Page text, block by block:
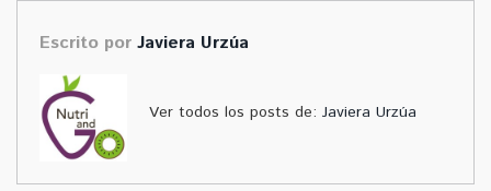
Escrito por Javiera Urzúa
Ver todos los posts de: Javiera Urzúa